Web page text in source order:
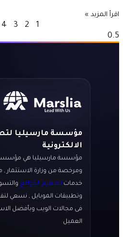
اقرأ المزيد »
1
2
3
4
مؤسسة مارسيليا
الالكترونية
مؤسسة مارسيليا هي
ومرخصة من وزارة
خدمات تصميم المواقع
وتطبيقات الموبايل , نسعي
فى مجالات الويب وبأفضل
العميل